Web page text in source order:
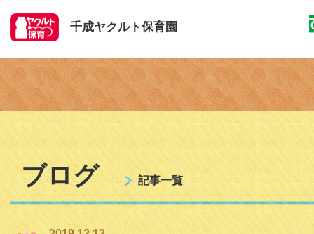
千成ヤクルト保育園
ブログ 記事一覧